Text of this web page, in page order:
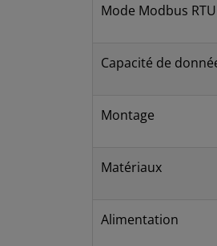
Mode Modbus RTU
Capacité de
Montage
Matériaux
Alimentation